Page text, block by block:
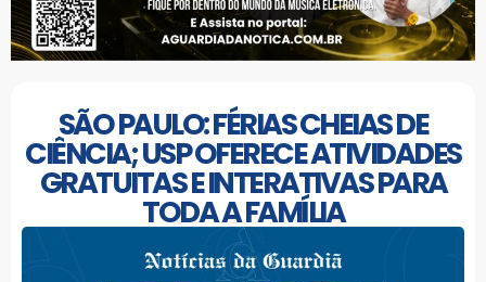
SÃO PAULO: FÉRIAS CHEIAS DE
CIÊNCIA; USP OFERECE ATIVIDADES
GRATUITAS E INTERATIVAS PARA
TODA A FAMÍLIA